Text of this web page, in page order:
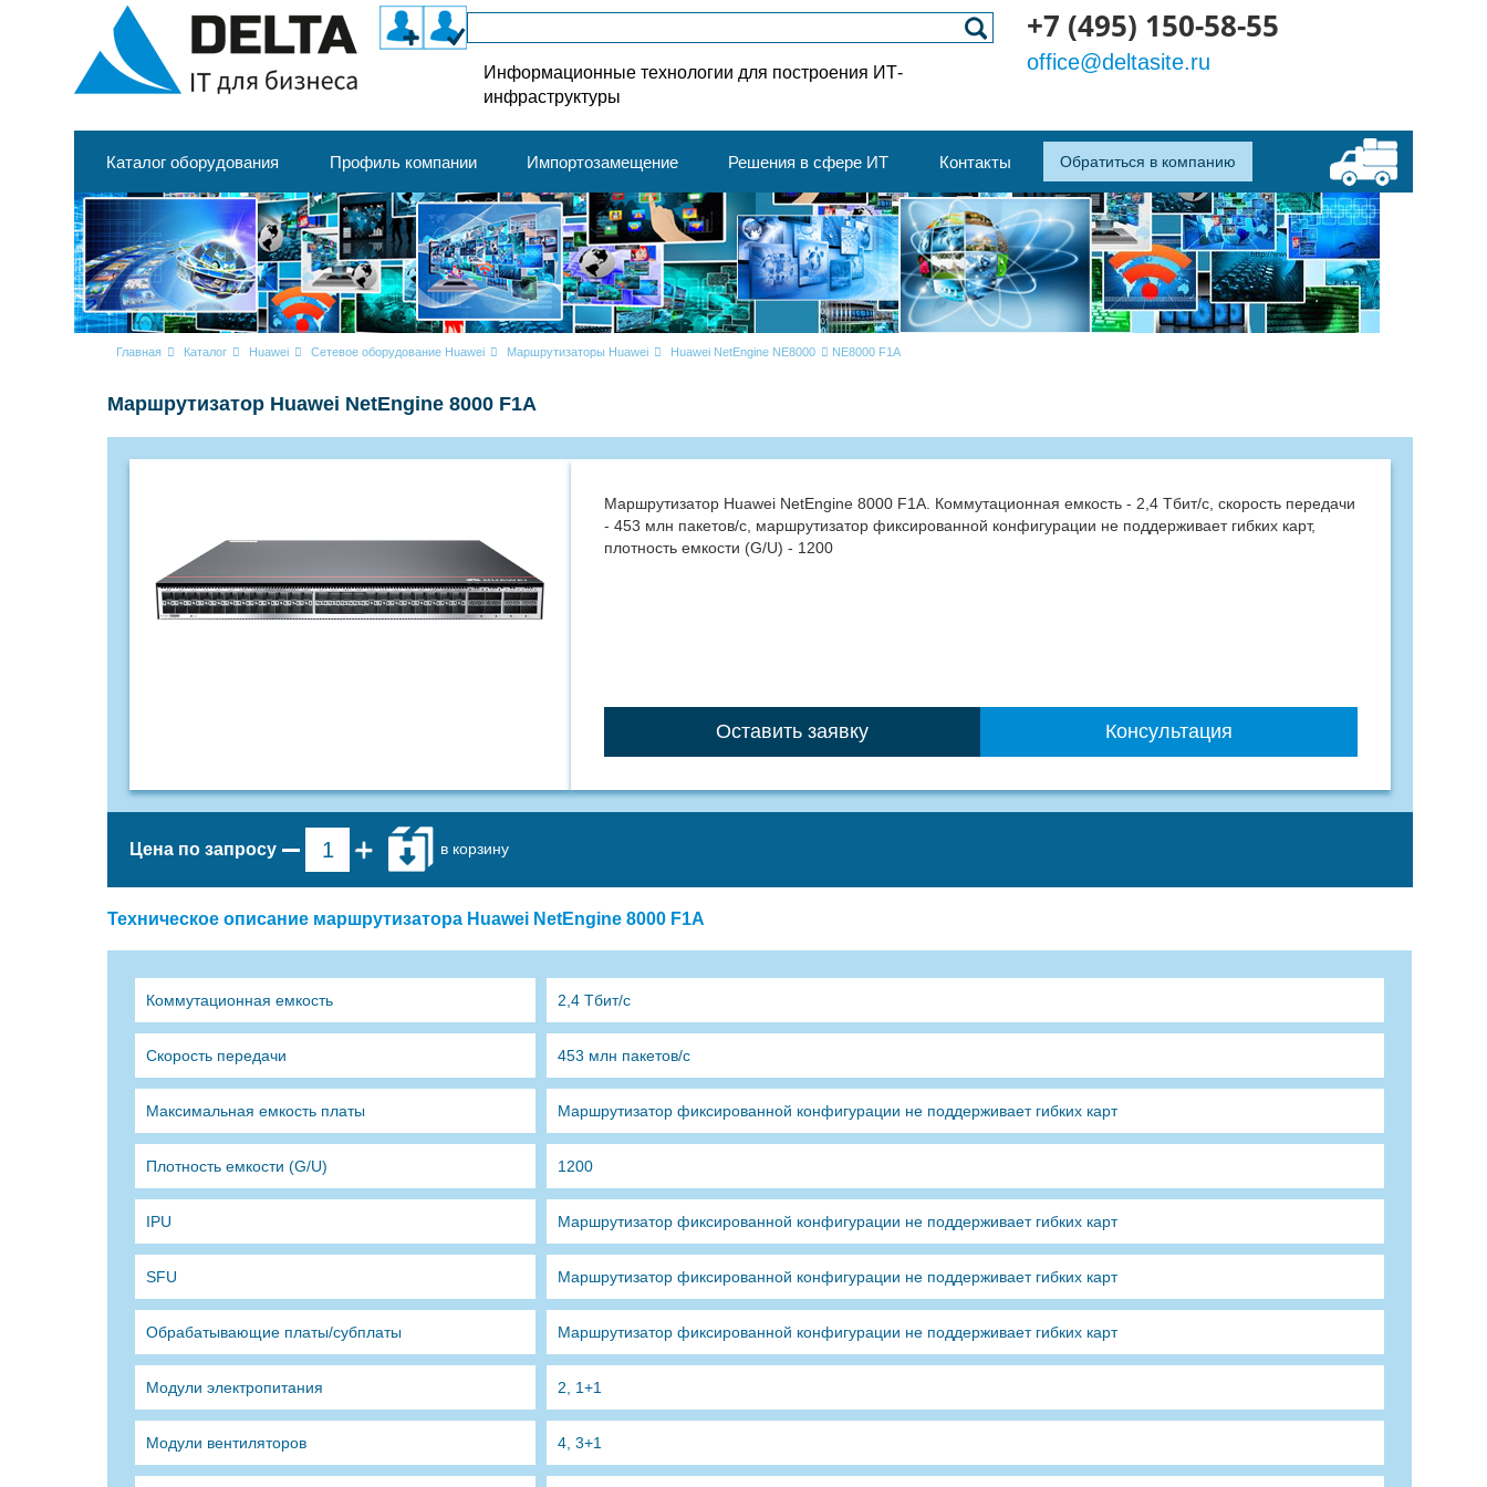
Информационные технологии для построения ИТ-
инфраструктуры
+7 (495) 150-58-55
office@deltasite.ru
Каталог оборудования Профиль компании Импортозамещение Решения в сфере ИТ Контакты Обратиться в компанию
Главная Каталог Huawei Сетевое оборудование Huawei Маршрутизаторы Huawei Huawei NetEngine NE8000 NE8000 F1A
Маршрутизатор Huawei NetEngine 8000 F1A
Маршрутизатор Huawei NetEngine 8000 F1A. Коммутационная емкость - 2,4 Тбит/с, скорость передачи
- 453 млн пакетов/с, маршрутизатор фиксированной конфигурации не поддерживает гибких карт,
плотность емкости (G/U) - 1200
Оставить заявку Консультация
Цена по запросу в корзину
Техническое описание маршрутизатора Huawei NetEngine 8000 F1A
Коммутационная емкость 2,4 Тбит/с
Скорость передачи 453 млн пакетов/с
Максимальная емкость платы Маршрутизатор фиксированной конфигурации не поддерживает гибких карт
Плотность емкости (G/U) 1200
IPU Маршрутизатор фиксированной конфигурации не поддерживает гибких карт
SFU Маршрутизатор фиксированной конфигурации не поддерживает гибких карт
Обрабатывающие платы/субплаты Маршрутизатор фиксированной конфигурации не поддерживает гибких карт
Модули электропитания 2, 1+1
Модули вентиляторов 4, 3+1